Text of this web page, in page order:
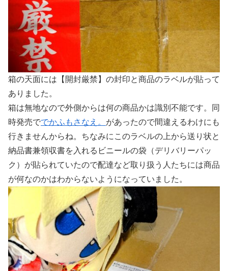
箱の天面には【開封厳禁】の封印と商品のラベルが貼って
ありました。
箱は無地なので外側からは何の商品かは識別不能です。同
時発売ででかふもさなえ。 があったので間違えるわけにも
行きませんからね。ちなみにこのラベルの上から送り状と
納品書兼領収書を入れるビニールの袋（デリバリーパッ
ク）が貼られていたので配達など取り扱う人たちには商品
が何なのかはわからないようになっていました。